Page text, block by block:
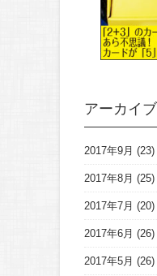
アーカイブ
2017年9月 (23)
2017年8月 (25)
2017年7月 (20)
2017年6月 (26)
2017年5月 (26)